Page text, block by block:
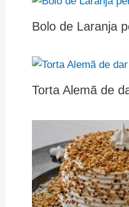
Bolo de Laranja
Torta Alemã de